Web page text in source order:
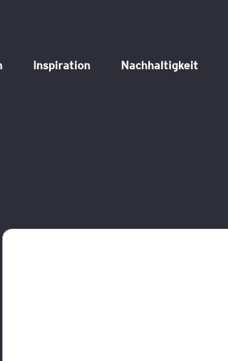
Inspiration Nachhaltigkeit